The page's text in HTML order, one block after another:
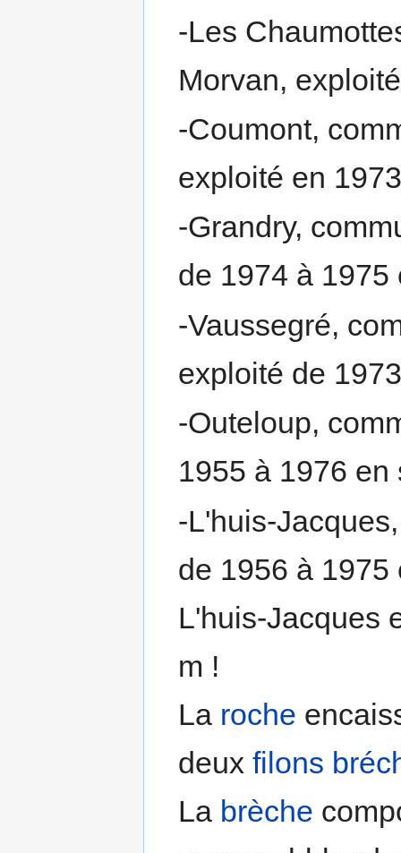
-Les
Morvan,
-Coumont,
exploité en
-Grandry,
de 1974 à 1975
-Vaussegré,
exploité de
-Outeloup,
1955 à 1976 en
-L'huis-
de 1956 à 1975
L'huis-Jacques
m !
La roche
deuxfilons
La brèche